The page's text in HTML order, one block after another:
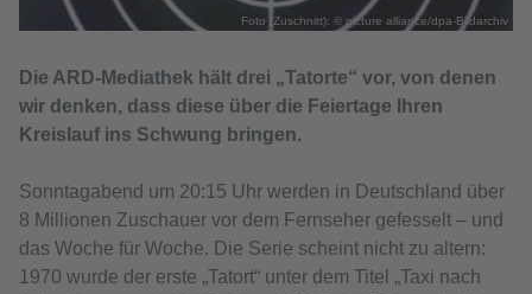
Foto (Zuschnitt): © picture alliance/dpa-Bildarchiv
Die ARD-Mediathek hält drei „Tatorte“ vor, von denen
wir denken, dass diese über die Feiertage Ihren
Kreislauf ins Schwung bringen.
Sonntagabend um 20:15 Uhr werden in Deutschland über
8 Millionen Zuschauer vor dem Fernseher gefesselt – und
das Woche für Woche. Die Serie scheint nicht zu altern:
1970 wurde der erste „Tatort“ unter dem Titel „Taxi nach